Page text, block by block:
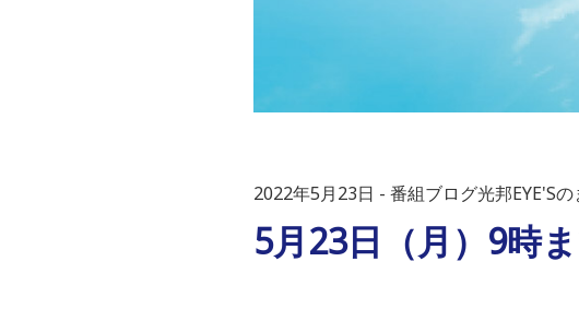
2022年5月23日 番組ブログ光邦EYE'S
5月23日（月）9時